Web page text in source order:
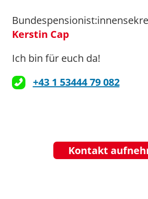
Kerstin Cap
Ich bin für euch da!
+43 1 53444 79 082
Kontakt